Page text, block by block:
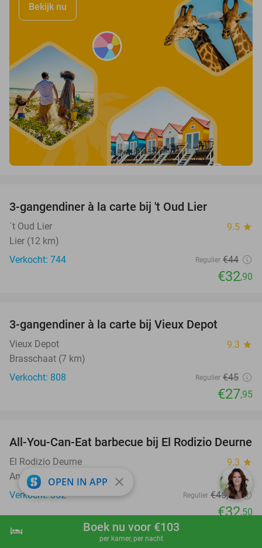
shopping_cart Boek nu
hotel Boek nu voor €103
per kamer, per nacht
Bekijk nu
3-gangendiner à la carte bij 't Oud Lier
´t Oud Lier 9.5 star
Lier (12 km)
Verkocht: 744
Regulier €44
€32,90
3-gangendiner à la carte bij Vieux Depot
Vieux Depot 9.3 star
Brasschaat (7 km)
Verkocht: 808
Regulier €45
€27,95
29%
All-You-Can-Eat barbecue bij El Rodizio Deurne
El Rodizio Deurne 9.3 star
Antwerpen
Verkocht: 352
Regulier €45,80
€32,50
OPEN IN APP close